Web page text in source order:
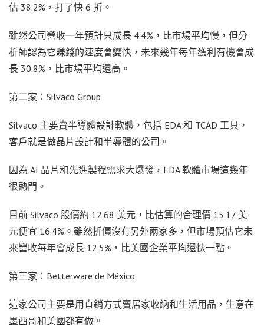
估 38.2%，打了快 6 折。
雖然公司營收一年預計只成長 4.4%，比市場平均慢，但分
析師認為它賺錢的速度會變快，未來幾年每年獲利有機會成
長 30.8%，比市場平均還高。
第二家：Silvaco Group
Silvaco 主要賣半導體設計軟體，包括 EDA 和 TCAD 工具，
客戶就是做晶片設計和半導體的公司。
因為 AI 晶片和先進製程需求大爆發，EDA 軟體市場這幾年
很熱門。
目前 Silvaco 股價約 12.68 美元，比估算的合理價 15.17 美
元便宜 16.4%。雖然折價沒有另外兩家多，但市場預估它未
來營收每年會成長 12.5%，比美國企業平均還快一點。
第三家：Betterware de México
這家公司主要是用直銷方式賣居家收納和生活用品，生意在
墨西哥和美國都有做。